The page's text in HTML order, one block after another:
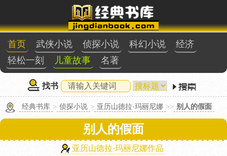
首页 武侠小说 侦探小说 科幻小说
经济
轻松一刻
儿童故事 名著
找书
经典书库 > 侦探小说 > 亚历山德拉·玛丽尼娜 >> 别人的假面
别人的假面
亚历山德拉·玛丽尼娜作品